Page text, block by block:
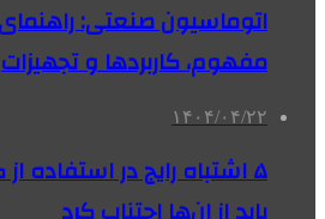
اتوماسیون صنعتی:
مفهوم، کاربردها و تجهیزات
۱۴۰۴/۰۴/۲۲
۵ اشتباه رایج در